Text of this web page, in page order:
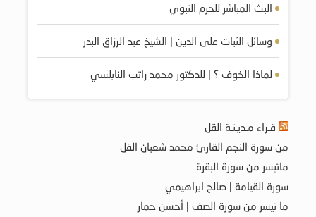
البث المباشر للحرم النبوي
وسائل الثبات على الدين | الشيخ عبد الرزاق البدر
لماذا الخوف ؟ | للدكتور محمد راتب النابلسي
قـراء مـديـنـة القل
من سورة النجم القارئ محمد شعبان القل
ماتيسر من سورة البقرة
سورة القيامة | صالح ابراهيمي
ما تيسر من سورة الصف | أحسن حمار